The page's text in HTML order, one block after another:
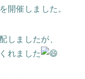
開催しました。
しましたが、
れました